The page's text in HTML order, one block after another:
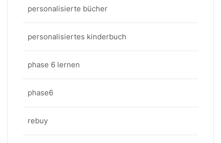
personalisierte bücher
personalisiertes kinderbuch
phase 6 lernen
phase6
rebuy